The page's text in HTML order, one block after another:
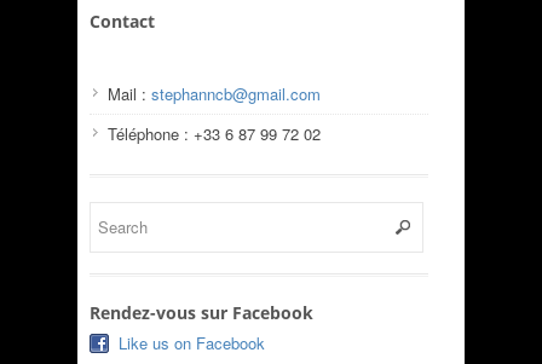
Contact
Mail : stephanncb@gmail.com
Téléphone : +33 6 87 99 72 02
Rendez-vous sur Facebook
Like us on Facebook